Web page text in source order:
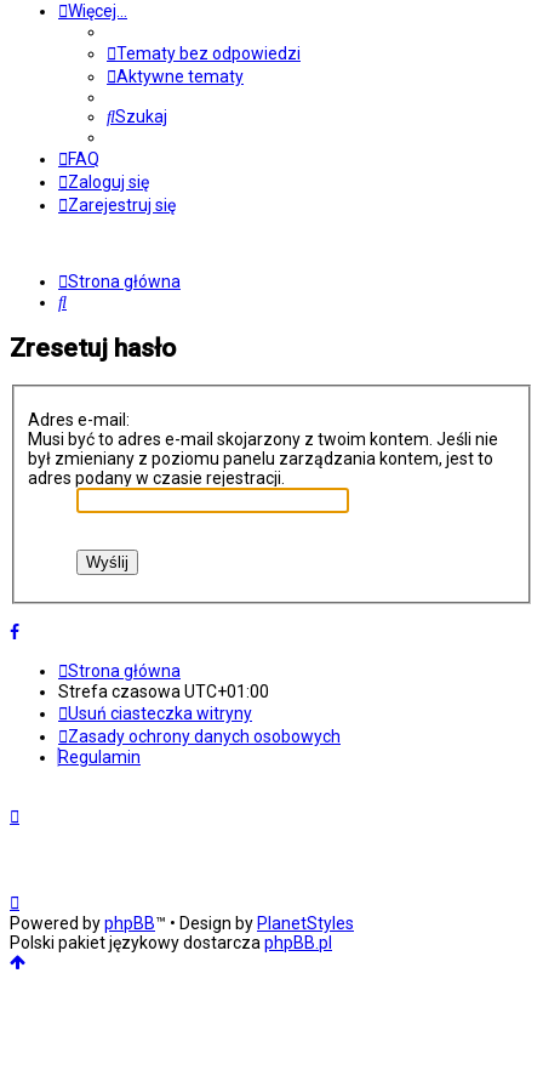
Więcej…
Tematy bez odpowiedzi
Aktywne tematy
Szukaj
FAQ
Zaloguj się
Zarejestruj się
Strona główna
Szukaj
Zresetuj hasło
Adres e-mail:
Musi być to adres e-mail skojarzony z twoim kontem. Jeśli nie
był zmieniany z poziomu panelu zarządzania kontem, jest to
adres podany w czasie rejestracji.
Strona główna
Strefa czasowaUTC+01:00
Usuń ciasteczka witryny
Zasady ochrony danych osobowych
Regulamin
Powered byphpBB™ • Design by PlanetStyles
Polski pakiet językowy dostarczaphpBB.pl